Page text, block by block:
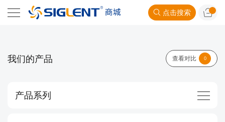
点击搜索
我们的产品 查看对比 0
产品系列